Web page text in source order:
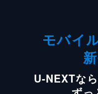
モバイ
U-NEXTな